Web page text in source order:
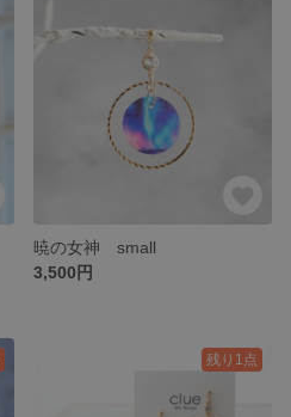
暁の女神 small
3,500円
残り1点